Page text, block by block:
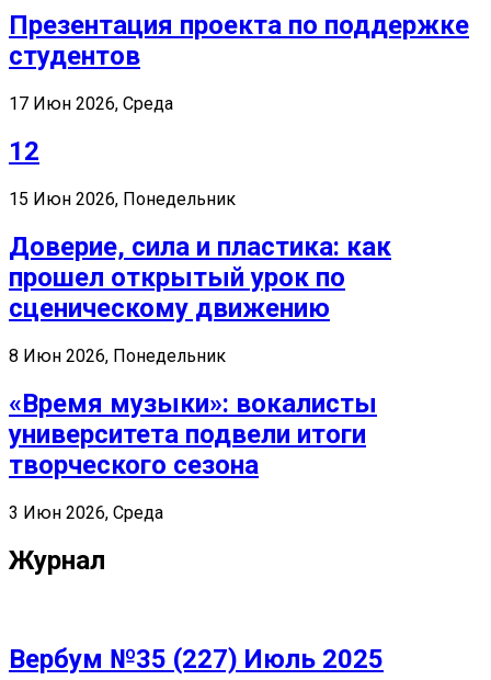
Презентация проекта по поддержке
студентов
17 Июн 2026, Среда
12
15 Июн 2026, Понедельник
Доверие, сила и пластика: как
прошел открытый урок по
сценическому движению
8 Июн 2026, Понедельник
«Время музыки»: вокалисты
университета подвели итоги
творческого сезона
3 Июн 2026, Среда
Журнал
Вербум №35 (227) Июль 2025